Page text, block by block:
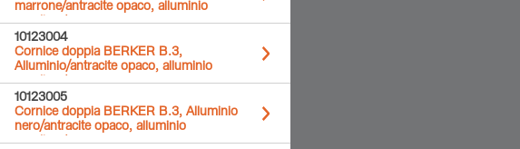
marrone/antracite opaco, alluminio
anodizzato
10123004
Cornice doppia BERKER B.3,
Alluminio/antracite opaco, alluminio
anodizzato
10123005
Cornice doppia BERKER B.3, Alluminio
nero/antracite opaco, alluminio
anodizzato